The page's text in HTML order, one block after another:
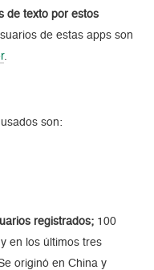
de texto por estos
de estas apps son
.
son:
registrados; 100
en los últimos tres
originó en China y